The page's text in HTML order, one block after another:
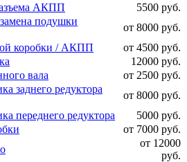
АКПП
5500 руб.
подушки
от 8000 руб.
коробки / АКПП
от 4500 руб.
12000 руб.
вала
от 2500 руб.
заднего редуктора
от 8000 руб.
переднего редуктора
5000 руб.
от 7000 руб.
от 12000
руб.